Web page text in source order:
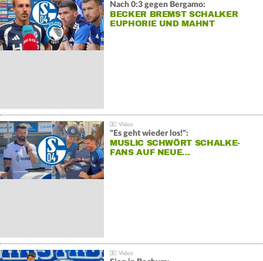
Nach 0:3 gegen Bergamo:
BECKER BREMST SCHALKER
EUPHORIE UND MAHNT
"Es geht wieder los!":
MUSLIC SCHWÖRT SCHALKE-
FANS AUF NEUE…